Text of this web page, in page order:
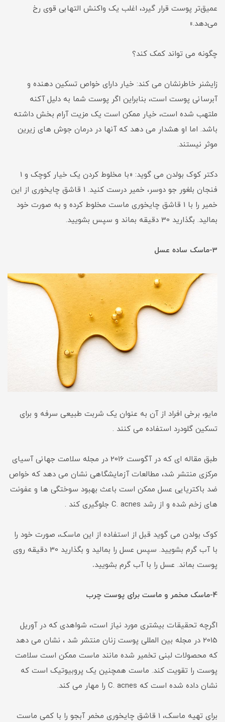
عمیق‌تر پوست قرار گیرد، اغلب یک واکنش التهابی قوی رخ
می‌دهد.»
چگونه می تواند کمک کند؟
زایشنر خاطرنشان می کند: خیار دارای خواص تسکین دهنده و
آبرسانی پوست است، بنابراین اگر پوست شما به دلیل آکنه
ملتهب شده است، خیار ممکن است یک مزیت آرام بخش داشته
باشد. اما او هشدار می دهد که آنها در درمان جوش های زیرین
موثر نیستند.
دکتر کوک بولدن می گوید: «با مخلوط کردن یک خیار کوچک و 1
فنجان بلغور جو دوسر، خمیر درست کنید. 1 قاشق چایخوری از این
خمیر را با 1 قاشق چایخوری ماست مخلوط کرده و به صورت خود
بمالید. بگذارید 30 دقیقه بماند و سپس بشویید.
3-ماسک ساده عسل
مایو، برخی افراد از آن به عنوان یک شربت طبیعی سرفه و برای
تسکین گلودرد استفاده می کنند .
طبق مقاله ای که در آگوست 2016 در مجله سلامت جهانی آسیای
مرکزی منتشر شد، مطالعات آزمایشگاهی نشان می دهد که خواص
ضد باکتریایی عسل ممکن است باعث بهبود سوختگی ها و عفونت
های زخم شده و از رشد C. acnes جلوگیری کند .
کوک بولدن می گوید قبل از استفاده از این ماسک، صورت خود را
با آب گرم بشویید. سپس عسل را بمالید و بگذارید 30 دقیقه روی
پوست بماند. عسل را با آب گرم بشویید.
4-ماسک مخمر و ماست برای پوست چرب
اگرچه تحقیقات بیشتری مورد نیاز است، شواهدی که در آوریل
2015 در مجله بین المللی پوست زنان منتشر شد ، نشان می دهد
که محصولات لبنی تخمیر شده مانند ماست ممکن است سلامت
پوست را تقویت کند. ماست همچنین یک پروبیوتیک است که
نشان داده شده است که C. acnes را مهار می کند.
برای تهیه ماسک، 1 قاشق چایخوری مخمر آبجو را با کمی ماست